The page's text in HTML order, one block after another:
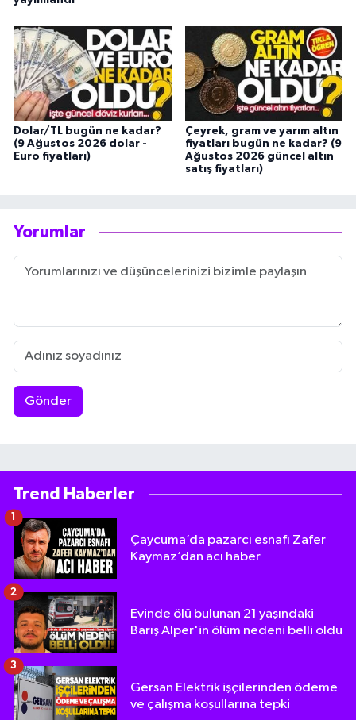
Dolar/TL bugün ne kadar?
(9 Ağustos 2026 dolar -
Euro fiyatları)
Çeyrek, gram ve yarım altın
fiyatları bugün ne kadar? (9
Ağustos 2026 güncel altın
satış fiyatları)
Yorumlar
Gönder
Trend Haberler
Çaycuma’da pazarcı esnafı Zafer
Kaymaz’dan acı haber
Evinde ölü bulunan 21 yaşındaki
Barış Alper'in ölüm nedeni belli oldu
2
Gersan Elektrik işçilerinden ödeme
ve çalışma koşullarına tepki
3